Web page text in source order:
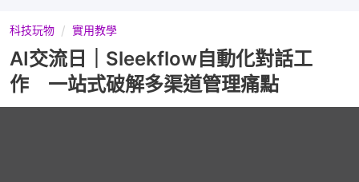
科技玩物 實用教學
AI交流日｜Sleekflow自動化對話工
作 一站式破解多渠道管理痛點